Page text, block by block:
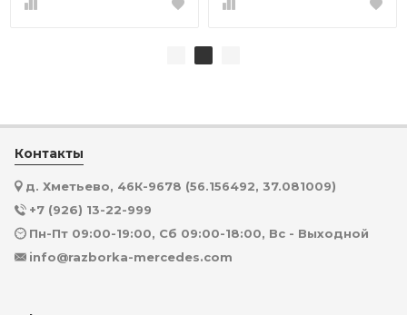
Контакты
д. Хметьево, 46К-9678 (56.156492, 37.081009)
+7 (926) 13-22-999
Пн-Пт 09:00-19:00, Сб 09:00-18:00, Вс - Выходной
info@razborka-mercedes.com